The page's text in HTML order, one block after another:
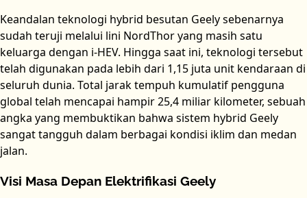
Keandalan teknologi hybrid besutan Geely sebenarnya
sudah teruji melalui lini NordThor yang masih satu
keluarga dengan i-HEV. Hingga saat ini, teknologi tersebut
telah digunakan pada lebih dari 1,15 juta unit kendaraan di
seluruh dunia. Total jarak tempuh kumulatif pengguna
global telah mencapai hampir 25,4 miliar kilometer, sebuah
angka yang membuktikan bahwa sistem hybrid Geely
sangat tangguh dalam berbagai kondisi iklim dan medan
jalan.
Visi Masa Depan Elektrifikasi Geely